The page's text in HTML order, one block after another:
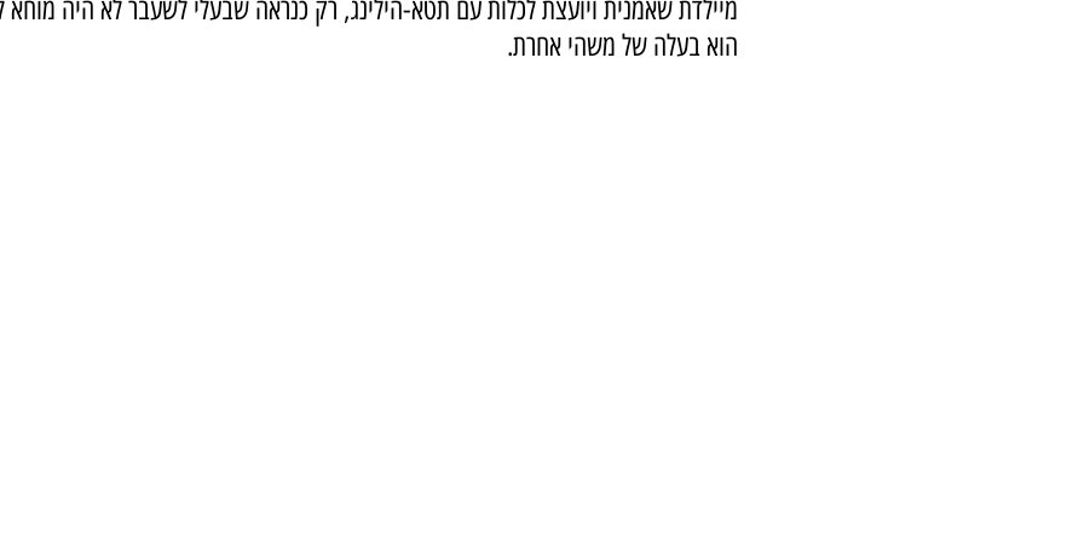
מיילדת שאמנית ויועצת לכלות עם תטא-הילינג, רק כנראה שבעלי לשעבר לא היה מוחא
הוא בעלה של משהי אחרת.